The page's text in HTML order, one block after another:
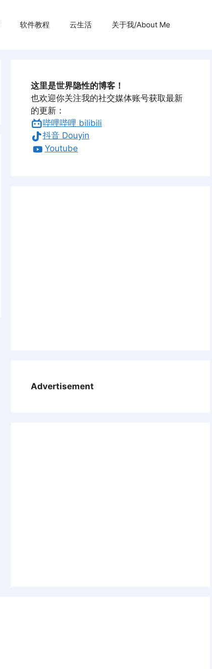
软件教程 云生活 关于我/About Me
这里是世界隐性的博客！
也欢迎你关注我的社交媒体账号获取最新
的更新：
哔哩哔哩 bilibili
抖音 Douyin
Youtube
Advertisement